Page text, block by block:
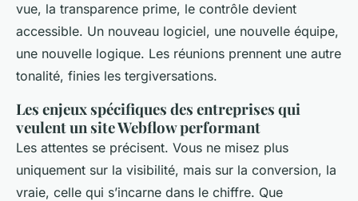
vue, la transparence prime, le contrôle devient
accessible. Un nouveau logiciel, une nouvelle équipe,
une nouvelle logique. Les réunions prennent une autre
tonalité, finies les tergiversations.
Les enjeux spécifiques des entreprises qui
veulent un site Webflow performant
Les attentes se précisent. Vous ne misez plus
uniquement sur la visibilité, mais sur la conversion, la
vraie, celle qui s’incarne dans le chiffre. Que